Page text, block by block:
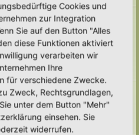
Wald-Themen, Sumpfzonen, Wasserzonen,
Areale, usw.
Pyramiden , Teiche & Wasserstellen
, Totholz, Käferkeller
Archiv
in einem Hortus betrifft. Frage,
damit!
Cookies und
zur Integration
Sie auf den Button "Alles
diese Funktionen aktiviert
verarbeiten wir
Ihre
für verschiedene Zwecke.
Zweck, Rechtsgrundlagen,
unter dem Button "Mehr"
einsehen. Sie
widerrufen.